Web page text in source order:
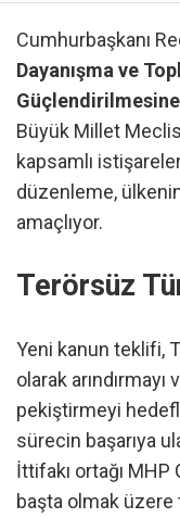
Cumhurbaşkanı
Dayanışma ve
Büyük Millet
kapsamlı
düzenleme,
amaçlıyor.
Terörsüz
Yeni kanun teklifi,
olarak
pekiştirmeyi
sürecin başarıya
İttifakı ortağı MHP
başta olmak üzere